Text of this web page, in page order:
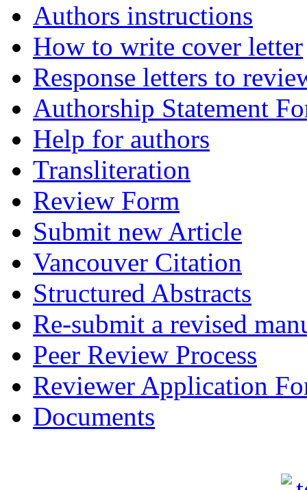
Authors instructions
How to write cover letter
Response letters to
Authorship Statement
Help for authors
Transliteration
Review Form
Submit new Article
Vancouver Citation
Structured Abstracts
Re-submit a revised
Peer Review Process
Reviewer Application
Documents